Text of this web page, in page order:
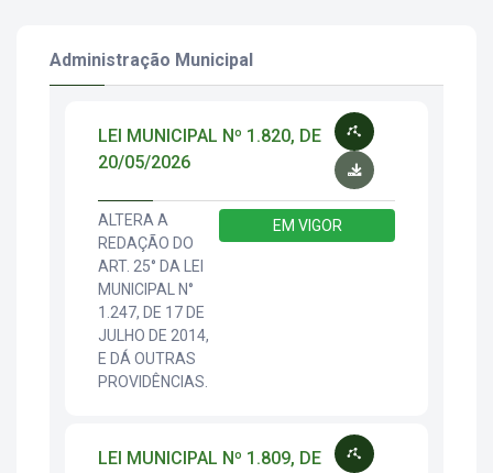
Administração Municipal
LEI MUNICIPAL Nº 1.820, DE
20/05/2026
ALTERA A
REDAÇÃO DO
ART. 25° DA LEI
MUNICIPAL N°
1.247, DE 17 DE
JULHO DE 2014,
E DÁ OUTRAS
PROVIDÊNCIAS.
EM VIGOR
LEI MUNICIPAL Nº 1.809, DE